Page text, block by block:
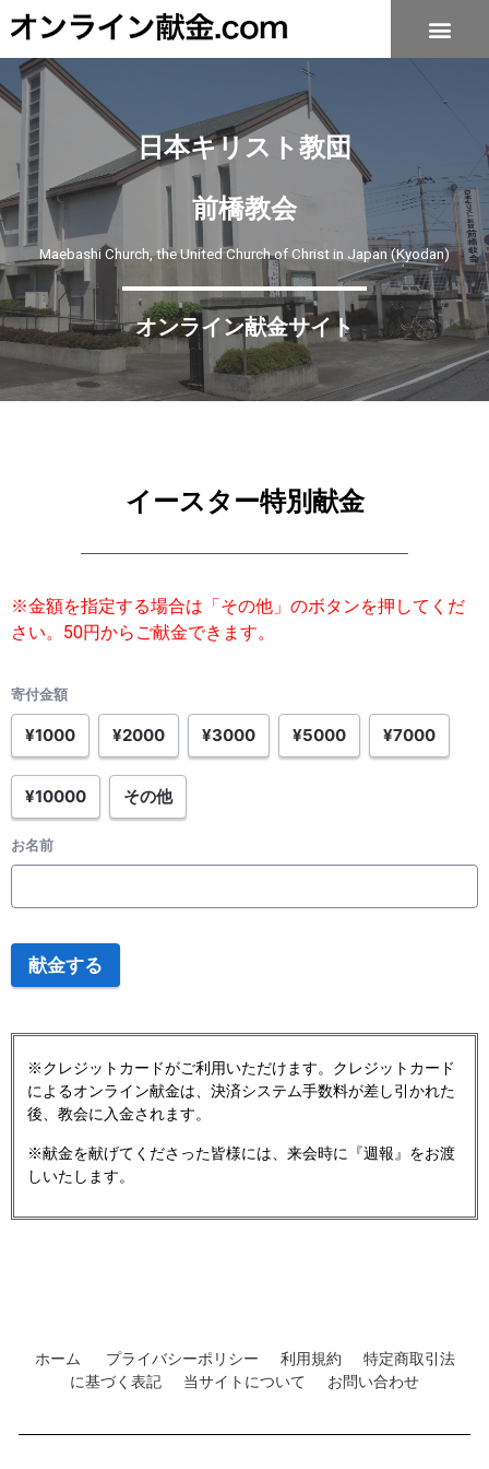
日本キリスト教団
前橋教会
Maebashi Church, the United Church of Christ in Japan (Kyodan)
オンライン献金サイト
イースター特別献金
※金額を指定する場合は「その他」のボタンを押してくだ
さい。50円からご献金できます。
寄付金額
¥1000 ¥2000 ¥3000 ¥5000 ¥7000
¥10000 その他
お名前
献金する
※クレジットカードがご利用いただけます。クレジットカード
によるオンライン献金は、決済システム手数料が差し引かれた
後、教会に入金されます。
※献金を献げてくださった皆様には、来会時に『週報』をお渡
しいたします。
ホーム プライバシーポリシー 利用規約
特定商取引法
に基づく表記
当サイトについて お問い合わせ